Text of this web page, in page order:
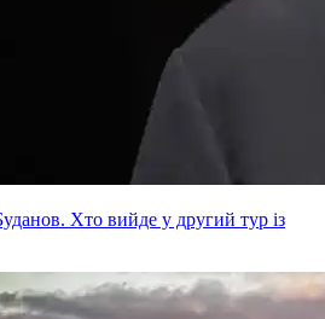
Хто вийде у другий тур із